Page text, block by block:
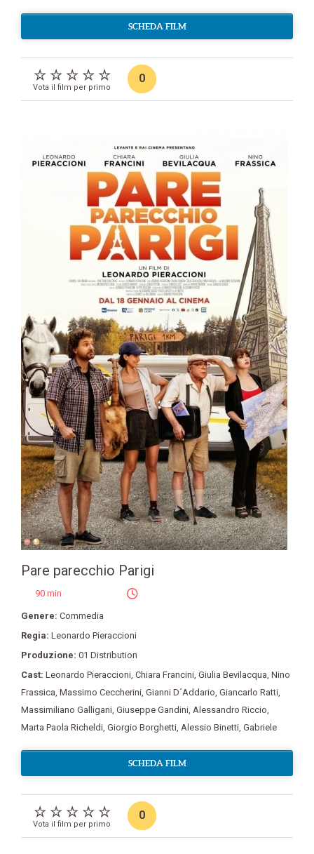
SCHEDA FILM
Vota il film per primo
0
Pare parecchio Parigi
90 min
Genere: Commedia
Regia: Leonardo Pieraccioni
Produzione: 01 Distribution
Cast: Leonardo Pieraccioni Chiara Francini Giulia Bevilacqua Nino
Frassica Massimo Ceccherini Gianni D´Addario Giancarlo Ratti
Massimiliano Galligani Giuseppe Gandini Alessandro Riccio
Marta Paola Richeldi Giorgio Borghetti Alessio Binetti Gabriele
SCHEDA FILM
Vota il film per primo
0